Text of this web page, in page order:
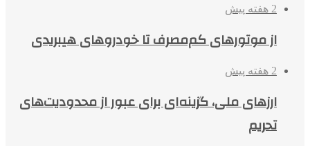
2 هفته پیش
از موتورهای کم‌مصرف تا خودروهای هیبریدی
2 هفته پیش
ارزهای ملی، گزینه‌ای برای عبور از محدودیت‌های
تحریم